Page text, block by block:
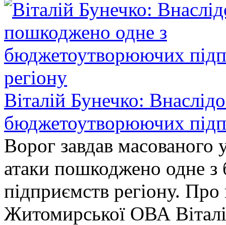
Віталій Бунечко:
бюджетоутворюючих
Ворог завдав масованого
атаки пошкоджено одне
підприємств регіону.
Житомирської ОВА